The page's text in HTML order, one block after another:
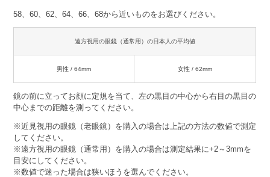
58、60、62、64、66、68から近いものをお選びください。
遠方視用の眼鏡（通常用）の日本人の平均値
男性 / 64mm 女性 / 62mm
鏡の前に立ってお顔に定規を当て、左の黒目の中心から右目の黒目の
中心までの距離を測ってください。
※近見視用の眼鏡（老眼鏡）を購入の場合は上記の方法の数値で測定
してください。
※遠方視用の眼鏡（通常用）を購入の場合は測定結果に+2～3mmを
目安にしてください。
※数値で迷った場合は狭いほうを選んでください。